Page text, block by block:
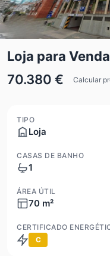
Loja para
70.380 €
Calcular
TIPO
Loja
CASAS DE BANHO
1
ÁREA ÚTIL
70 m²
CERTIFICADO
C